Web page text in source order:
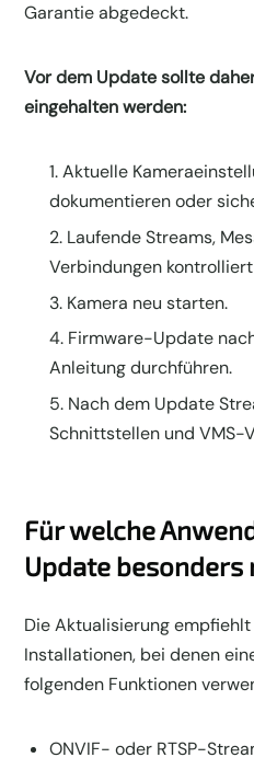
Garantie abgedeckt.
Vor dem Update sollte
eingehalten werden:
Aktuelle
dokumentieren oder
Laufende Streams,
Verbindungen
Kamera neu starten.
Firmware-Update
Anleitung durchführen.
Nach dem Update
Schnittstellen und VMS-
Für welche
Update besonders
Die Aktualisierung
Installationen, bei denen
folgenden Funktionen
ONVIF- oder RTSP-